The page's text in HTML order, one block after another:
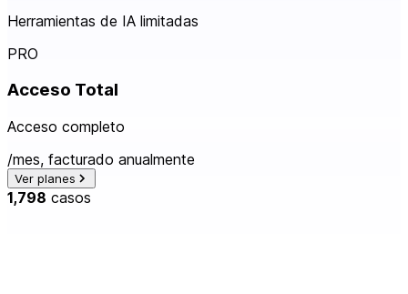
Herramientas de IA limitadas
PRO
Acceso Total
Acceso completo
/mes, facturado anualmente
Ver planes
1,798 casos